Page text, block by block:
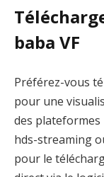
baba VF
Préférez-vous
pour une
des
hds-streaming
pour le